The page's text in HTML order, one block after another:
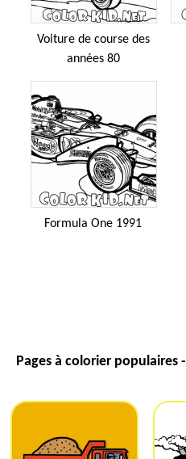
Voiture de course des
années 80
Formula One 1991
Pages à colorier populaires